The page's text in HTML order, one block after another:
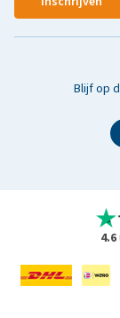
Blijf op
4.6